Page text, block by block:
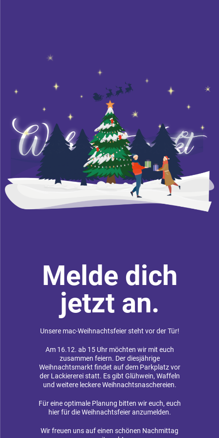
Melde dich
jetzt an.
Unsere mac-Weihnachtsfeier steht vor der Tür!
Am 16.12. ab 15 Uhr möchten wir mit euch
zusammen feiern. Der diesjährige
Weihnachtsmarkt findet auf dem Parkplatz vor
der Lackiererei statt. Es gibt Glühwein, Waffeln
und weitere leckere Weihnachtsnaschereien.
Für eine optimale Planung bitten wir euch, euch
hier für die Weihnachtsfeier anzumelden.
Wir freuen uns auf einen schönen Nachmittag